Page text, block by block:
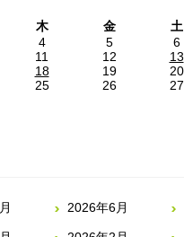
木 金
土
4 5
6
11 12
13
18 19
20
25 26
27
2026年6月